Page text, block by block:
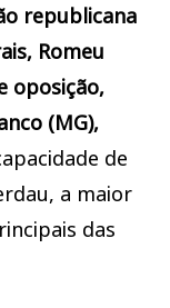
republicana
Romeu
oposição,
(MG),
de
a maior
das